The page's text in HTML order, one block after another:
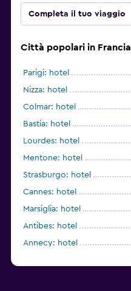
Completa il tuo viaggio
Città popolari in Francia
Parigi: hotel
Nizza: hotel
Colmar: hotel
Bastia: hotel
Lourdes: hotel
Mentone: hotel
Strasburgo: hotel
Cannes: hotel
Marsiglia: hotel
Antibes: hotel
Annecy: hotel